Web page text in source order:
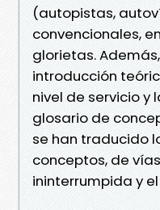
(autopistas,
convencionales,
glorietas.
introducción
nivel de servicio y
glosario de
se han traducido
conceptos, de
ininterrumpida y